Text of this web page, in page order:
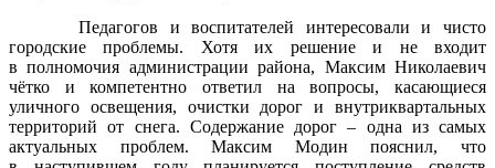
Педагогов и воспитателей интересовали и чисто
городские проблемы. Хотя их решение и не входит
в полномочия администрации района, Максим Николаевич
чётко и компетентно ответил на вопросы, касающиеся
уличного освещения, очистки дорог и внутриквартальных
территорий от снега. Содержание дорог – одна из самых
актуальных проблем. Максим Модин пояснил, что